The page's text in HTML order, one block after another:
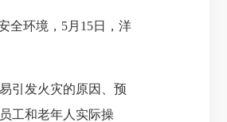
全环境，5月15日，洋
引发火灾的原因、预
工和老年人实际操